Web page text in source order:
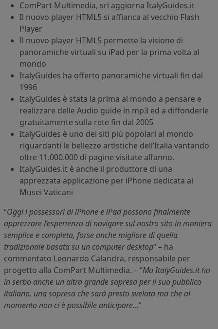
ComPart Multimedia, srl aggiorna ItalyGuides.it
Il nuovo player HTML5 si affianca al vecchio Flash
Player
Il nuovo player HTML5 permette la visione di
panoramiche virtuali su iPad per la prima volta al
mondo
ItalyGuides ha offerto panoramiche virtuali fin dal
1996
ItalyGuides è stata la prima al mondo a pensare e
realizzare delle Audio guide in mp3 ed a diffonderle
gratuitamente sulla rete fin dal 2005
ItalyGuides è uno dei siti più popolari al mondo
riguardanti le bellezze artistiche dell’Italia vantando
oltre 11.000.000 di pagine visitate all’anno.
ItalyGuides.it è anche il produttore di una
apprezzata applicazione per iPhone dedicata ai
Musei Vaticani
“Oggi i possessori di iPhone e iPad possono finalmente
apprezzare l’esperienza di navigare sul nostro sito in maniera
semplice e completa, forse anche migliore di quella
tradizionale basata su un computer desktop” – ha
commentato Leonardo Calandra, responsabile per
progetto alla ComPart Multimedia. – “Ma ItalyGuides.it ha
in serbo anche un altra grande sopresa per il suo pubblico
italiano, una sopresa che sarà presto svelata ma che al
momento non ci è possibile anticipare...”